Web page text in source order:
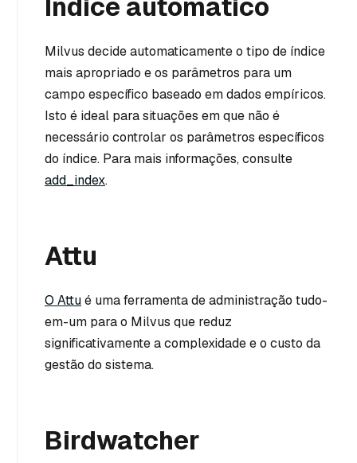
Índice automático
Milvus decide automaticamente o tipo de índice
mais apropriado e os parâmetros para um
campo específico baseado em dados empíricos.
Isto é ideal para situações em que não é
necessário controlar os parâmetros específicos
do índice. Para mais informações, consulte
add_index.
Attu
O Attué uma ferramenta de administração tudo-
em-um para o Milvus que reduz
significativamente a complexidade e o custo da
gestão do sistema.
Birdwatcher